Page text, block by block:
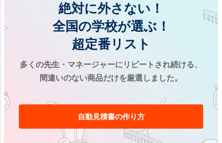
絶対に外さない！
全国の学校が選ぶ！
超定番リスト
多くの先生・マネージャーに リピートされ続ける、
間違いのない商品だけを厳選しました。
自動見積書の作り方